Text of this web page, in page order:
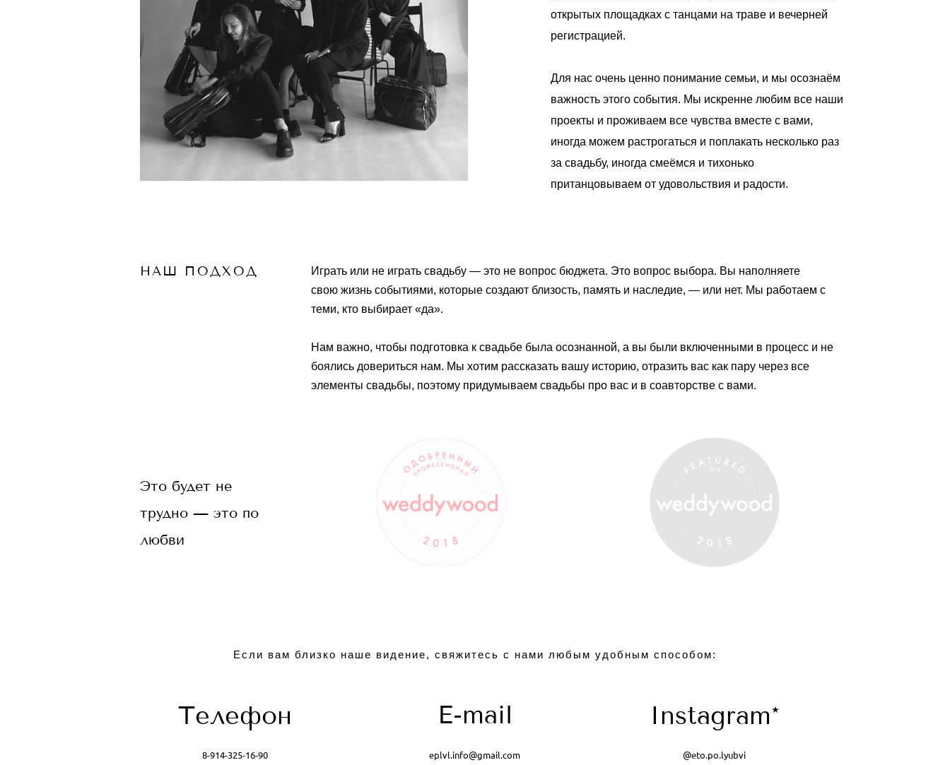
открытых площадках с танцами на траве и вечерней
регистрацией.
Для нас очень ценно понимание семьи, и мы осознаём
важность этого события. Мы искренне любим все наши
проекты и проживаем все чувства вместе с вами,
иногда можем растрогаться и поплакать несколько раз
за свадьбу, иногда смеёмся и тихонько
пританцовываем от удовольствия и радости.
НАШ ПОДХОД
Играть или не играть свадьбу — это не вопрос бюджета. Это вопрос выбора. Вы наполняете
свою жизнь событиями, которые создают близость, память и наследие, — или нет. Мы работаем с
теми, кто выбирает «да».
Нам важно, чтобы подготовка к свадьбе была осознанной, а вы были включенными в процесс и не
боялись довериться нам. Мы хотим рассказать вашу историю, отразить вас как пару через все
элементы свадьбы, поэтому придумываем свадьбы про вас и в соавторстве с вами.
Это будет не
трудно — это по
любви
Если вам близко наше видение, свяжитесь с нами любым удобным способом:
Телефон
8-914-325-16-90
E-mail
eplvl.info@gmail.com
Instagram*
@eto.po.lyubvi